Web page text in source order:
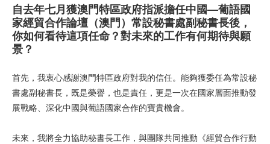
自去年七月獲澳門特區政府指派擔任中國—葡語國
家經貿合作論壇（澳門）常設秘書處副秘書長後，
你如何看待這項任命？對未來的工作有何期待與願
景？
首先，我衷心感謝澳門特區政府對我的信任。能夠獲委任為常設秘
書處副秘書長，既是榮譽，也是責任，更是一次在國家層面推動發
展戰略、深化中國與葡語國家合作的寶貴機會。
未來，我將全力協助秘書長工作，與團隊共同推動《經貿合作行動